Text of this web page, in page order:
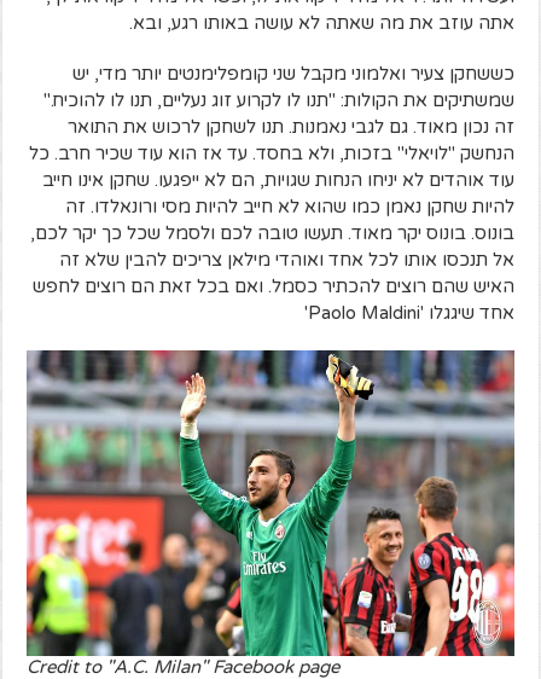
אתה עוזב את מה שאתה לא עושה באותו רגע, ובא.
כששחקן צעיר ואלמוני מקבל שני קומפלימנטים יותר מדי, יש
שמשתיקים את הקולות: "תנו לו לקרוע זוג נעליים, תנו לו להוכיח."
זה נכון מאוד. גם לגבי נאמנות. תנו לשחקן לרכוש את התואר
הנחשק "לויאלי" בזכות, ולא בחסד. עד אז הוא עוד שכיר חרב. כל
עוד אוהדים לא יניחו הנחות שגויות, הם לא ייפגעו. שחקן אינו חייב
להיות שחקן נאמן כמו שהוא לא חייב להיות מסי ורונאלדו. זה
בונוס. בונוס יקר מאוד. תעשו טובה לכם ולסמל שכל כך יקר לכם,
אל תנכסו אותו לכל אחד ואוהדי מילאן צריכים להבין שלא זה
האיש שהם רוצים להכתיר כסמל. ואם בכל זאת הם רוצים לחפש
אחד שיגגלו '
Paolo Maldini
'
Credit to "A.C. Milan" Facebook page